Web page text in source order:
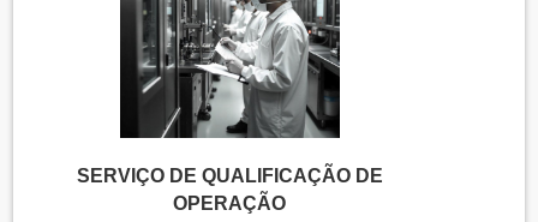
SERVIÇO DE QUALIFICAÇÃO DE
OPERAÇÃO